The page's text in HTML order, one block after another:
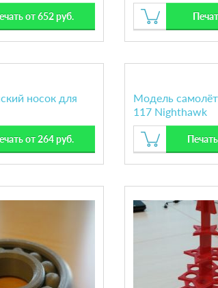
от 652 руб.
носок для
от 264 руб.
Модель
117 Nighthawk